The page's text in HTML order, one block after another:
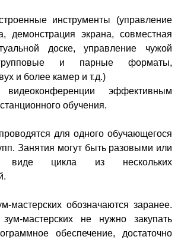
инструменты (управление
демонстрация экрана, совместная
доске, управление чужой
групповые и парные форматы,
и более камер и т.д.)
эффективным
обучения.
для одного обучающегося
Занятия могут быть разовыми или
виде цикла из нескольких
мастерских обозначаются заранее.
мастерских не нужно закупать
обеспечение, достаточно